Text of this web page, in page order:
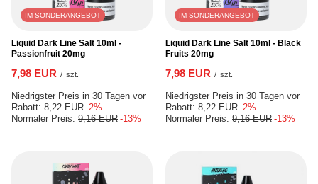
IM SONDERANGEBOT
Liquid Dark Line Salt 10ml -
Passionfruit 20mg
7,98 EUR / szt.
Niedrigster Preis in 30 Tagen vor
Rabatt: 8,22 EUR -2%
Normaler Preis: 9,16 EUR -13%
IM SONDERANGEBOT
Liquid Dark Line Salt 10ml - Black
Fruits 20mg
7,98 EUR / szt.
Niedrigster Preis in 30 Tagen vor
Rabatt: 8,22 EUR -2%
Normaler Preis: 9,16 EUR -13%